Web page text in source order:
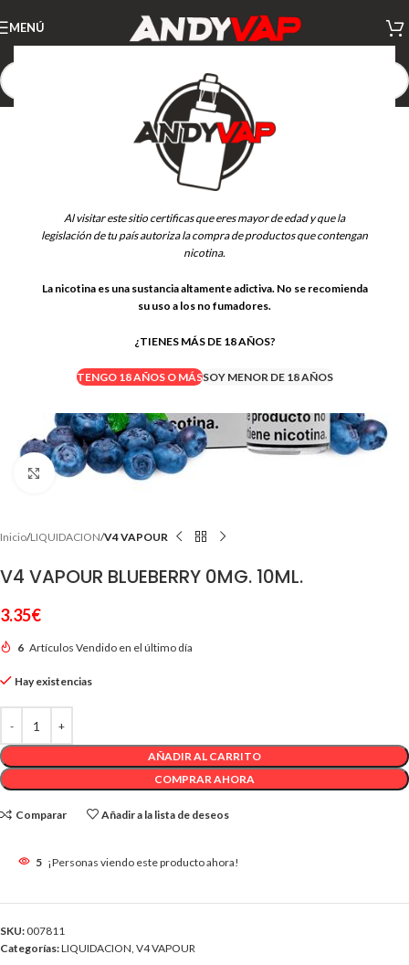
Al visitar este sitio certificas que eres mayor de edad y que la
legislación de tu país autoriza la compra de productos que contengan
nicotina.
La nicotina es una sustancia altamente adictiva. No se recomienda
su uso a los no fumadores.
¿TIENES MÁS DE 18 AÑOS?
TENGO 18 AÑOS O MÁSSOY MENOR DE 18 AÑOS
MENÚ
Clic para ampliar
Inicio LIQUIDACION V4 VAPOUR
V4 VAPOUR BLUEBERRY 0MG. 10ML.
3.35€
6 Artículos Vendido en el último día
Hay existencias
AÑADIR AL CARRITO
COMPRAR AHORA
Comparar Añadir a la lista de deseos
5 ¡Personas viendo este producto ahora!
SKU: 007811
Categorías:LIQUIDACION, V4 VAPOUR